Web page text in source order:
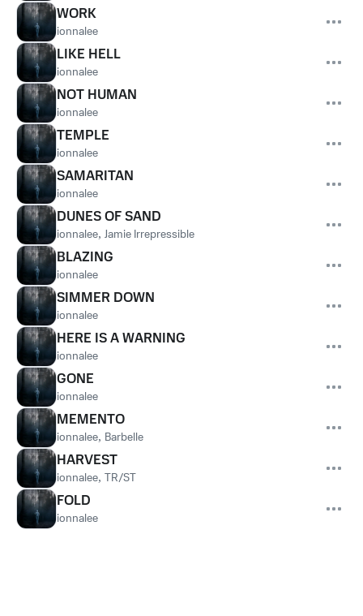
WORK
ionnalee
LIKE HELL
ionnalee
NOT HUMAN
ionnalee
TEMPLE
ionnalee
SAMARITAN
ionnalee
DUNES OF SAND
ionnalee, Jamie Irrepressible
BLAZING
ionnalee
SIMMER DOWN
ionnalee
HERE IS A WARNING
ionnalee
GONE
ionnalee
MEMENTO
ionnalee, Barbelle
HARVEST
ionnalee, TR/ST
FOLD
ionnalee